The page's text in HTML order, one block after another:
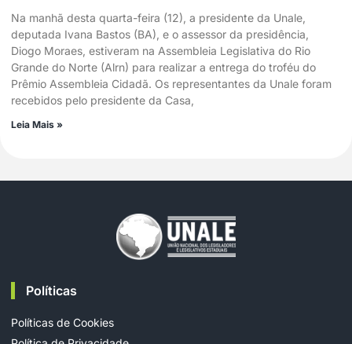
Na manhã desta quarta-feira (12), a presidente da Unale,
deputada Ivana Bastos (BA), e o assessor da presidência,
Diogo Moraes, estiveram na Assembleia Legislativa do Rio
Grande do Norte (Alrn) para realizar a entrega do troféu do
Prêmio Assembleia Cidadã. Os representantes da Unale foram
recebidos pelo presidente da Casa,
Leia Mais »
Políticas
Políticas de Cookies